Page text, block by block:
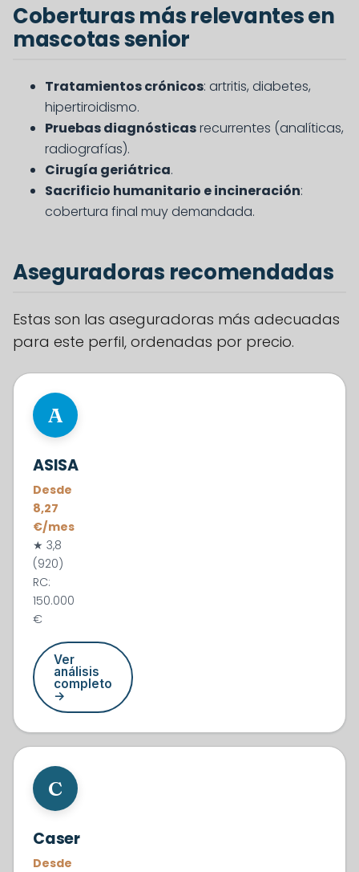
Coberturas más relevantes en
mascotas senior
Tratamientos crónicos: artritis, diabetes,
hipertiroidismo.
Pruebas diagnósticasrecurrentes (analíticas,
radiografías).
Cirugía geriátrica.
Sacrificio humanitario e incineración:
cobertura final muy demandada.
Aseguradoras recomendadas
Estas son las aseguradoras más adecuadas
para este perfil, ordenadas por precio.
#1
A
ASISA
Desde
8,27
€/mes
★ 3,8
(920)
RC:
150.000
€
Ver
análisis
completo
→
#2
C
Caser
Desde